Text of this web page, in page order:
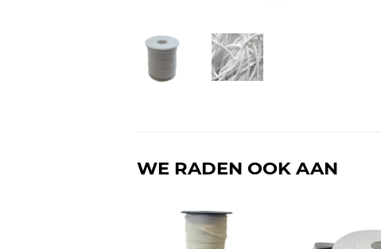
WE RADEN OOK AAN